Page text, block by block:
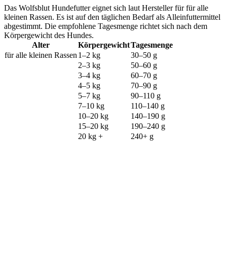
Das Wolfsblut Hundefutter eignet sich laut Hersteller für für alle
kleinen Rassen. Es ist auf den täglichen Bedarf als Alleinfuttermittel
abgestimmt. Die empfohlene Tagesmenge richtet sich nach dem
Körpergewicht des Hundes.
Alter
KörpergewichtTagesmenge
für alle kleinen Rassen 1–2 kg
30–50 g
2–3 kg
50–60 g
3–4 kg
60–70 g
4–5 kg
70–90 g
5–7 kg
90–110 g
7–10 kg
110–140 g
10–20 kg
140–190 g
15–20 kg
190–240 g
20 kg +
240+ g